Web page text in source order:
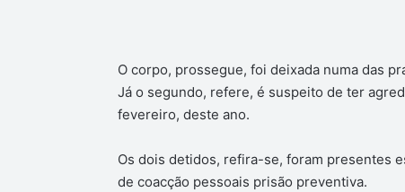
O corpo, prossegue, foi deixada numa das
Já o segundo, refere, é suspeito de ter
fevereiro, deste ano.
Os dois detidos, refira-se, foram presentes
de coacção pessoais prisão preventiva.